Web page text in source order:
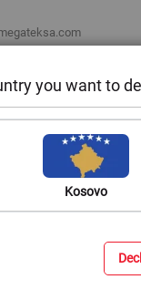
Ndihmë
you want to
Kosovo